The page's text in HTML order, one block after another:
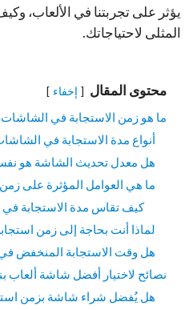
يؤثر على تجربتنا في الألعاب،
المثلى لاحتياجاتك.
محتوى المقال إخفاء
ما هو زمن الاستجابة في
أنواع مدة الاستجابة في
هل معدل تحديث الشاشة هو
ما هي العوامل المؤثرة على
كيف تقاس مدة الاستجابة
لماذا أنت بحاجة إلى زمن
هل وقت الاستجابة المنخفض
نصائح لاختيار أفضل شاشة ألعاب
هل يُفضل شراء شاشة بزمن